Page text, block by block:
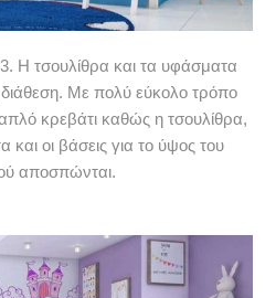
Η τσουλίθρα και τα υφάσματα
διάθεση. Με πολύ εύκολο τρόπο
κρεβάτι καθώς η τσουλίθρα,
οι βάσεις για το ύψος του
αποσπώνται.